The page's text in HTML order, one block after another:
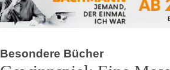
Besondere Bücher